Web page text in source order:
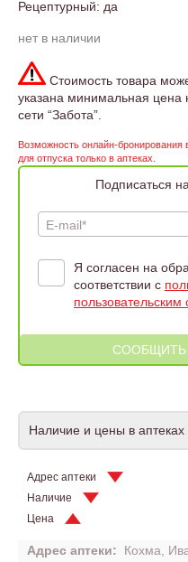
Рецептурный: да
нет в наличии
Стоимость товара
указана минимальная цена
сети “Забота”.
Возможность онлайн-бронирования
для отпуска только в аптеках.
Подписаться
E-mail*
Я согласен на
соответствии с
Наличие и цены в аптеках
Адрес аптеки
Наличие
Цена
Адрес аптеки:
Кохма,